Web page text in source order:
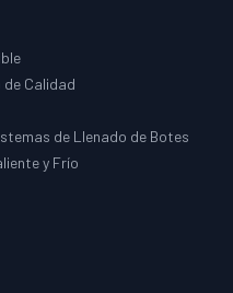
Calidad
de Llenado de Botes
y Frío